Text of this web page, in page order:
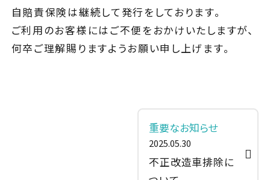
ピットニュース
採用情報
自賠責保険は継続して発行をしております。
ご利用のお客様にはご不便をおかけいたしますが、
何卒ご理解賜りますようお願い申し上げます。
重要なお知らせ
2025.05.30
不正改造車排除に